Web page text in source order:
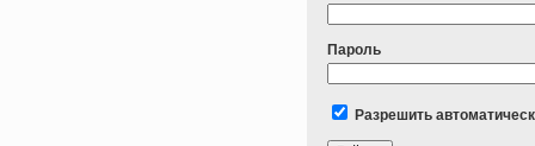
Пароль
Разрешить